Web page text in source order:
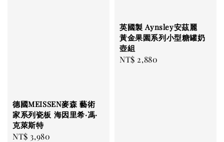
德國MEISSEN麥森 藝術
家系列瓷板 海因里希·馮·
克萊斯特
Regular
NT$ 3,980
英國製 Aynsley安茲麗
黃金果園系列小型糖罐奶
壺組
Regular
NT$ 2,880